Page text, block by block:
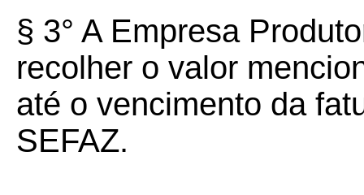
§ 3° A Empresa
recolher o valor
até o vencimento da
SEFAZ.